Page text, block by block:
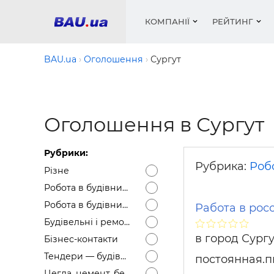
КОМПАНІЇ РЕЙТИНГ
Медіа
Вікна і
Сипучі
цемент
BAU.ua Оголошення Сургут
Оголошення в Сургут
Рубрики:
Різне
Робота в будівництві — Вакансії
Робота в будівництві — Резюме
Будівельні і ремонтні послуги
Бізнес-контакти
Тендери — будівельні
Рубрика:
Работа в
в город